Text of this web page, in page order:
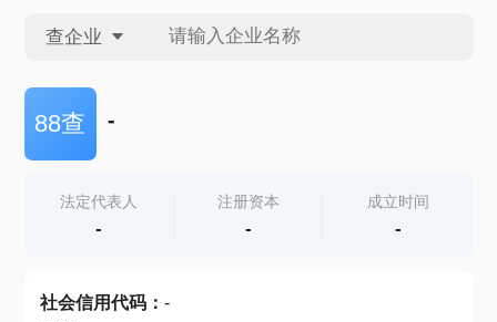
查企业
查企业
查产地
88查 -
法定代表人
-
注册资本
-
成立时间
-
社会信用代码： -